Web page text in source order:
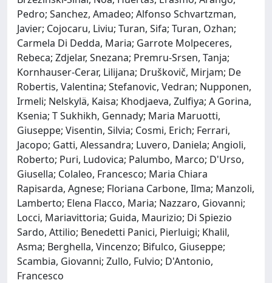
Pedro; Sanchez, Amadeo; Alfonso Schvartzman,
Javier; Cojocaru, Liviu; Turan, Sifa; Turan, Ozhan;
Carmela Di Dedda, Maria; Garrote Molpeceres,
Rebeca; Zdjelar, Snezana; Premru-Srsen, Tanja;
Kornhauser-Cerar, Lilijana; Druškovič, Mirjam; De
Robertis, Valentina; Stefanovic, Vedran; Nupponen,
Irmeli; Nelskylä, Kaisa; Khodjaeva, Zulfiya; A Gorina,
Ksenia; T Sukhikh, Gennady; Maria Maruotti,
Giuseppe; Visentin, Silvia; Cosmi, Erich; Ferrari,
Jacopo; Gatti, Alessandra; Luvero, Daniela; Angioli,
Roberto; Puri, Ludovica; Palumbo, Marco; D'Urso,
Giusella; Colaleo, Francesco; Maria Chiara
Rapisarda, Agnese; Floriana Carbone, Ilma; Manzoli,
Lamberto; Elena Flacco, Maria; Nazzaro, Giovanni;
Locci, Mariavittoria; Guida, Maurizio; Di Spiezio
Sardo, Attilio; Benedetti Panici, Pierluigi; Khalil,
Asma; Berghella, Vincenzo; Bifulco, Giuseppe;
Scambia, Giovanni; Zullo, Fulvio; D'Antonio,
Francesco